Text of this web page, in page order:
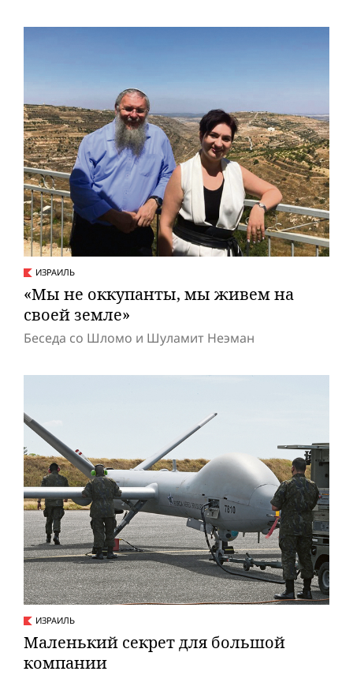
ИЗРАИЛЬ
«Мы не оккупанты, мы живем на
своей земле»
Беседа со Шломо и Шуламит Неэман
ИЗРАИЛЬ
Маленький секрет для большой
компании